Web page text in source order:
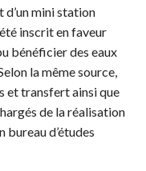
d’un mini station
inscrit en faveur
bénéficier des eaux
la même source,
et transfert ainsi que
de la réalisation
bureau d’études